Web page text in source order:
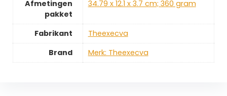
Afmetingen
pakket
‎34.79 x 12.1 x 3.7 cm; 360 gram
Fabrikant
‎Theexecva
Brand
Merk: Theexecva